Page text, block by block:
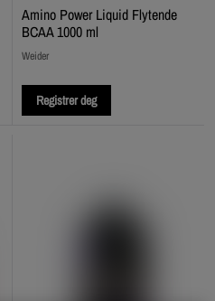
Amino Power Liquid Flytende
BCAA 1000 ml
Weider
Registrer deg